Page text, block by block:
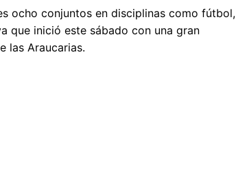
ocho conjuntos en disciplinas como fútbol,
que inició este sábado con una gran
las Araucarias.